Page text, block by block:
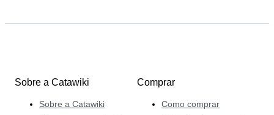
Sobre a Catawiki
Sobre a Catawiki
Comprar
Como comprar